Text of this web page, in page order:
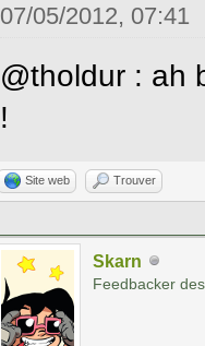
07/05/2012, 07:41
@tholdur : ah
!
Site web Trouver
Skarn
Feedbacker